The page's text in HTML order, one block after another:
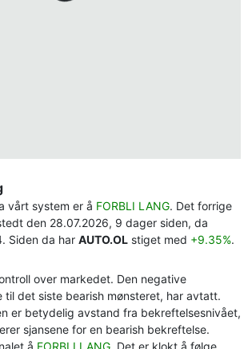
vårt system er å FORBLI LANG. Det forrige
den 28.07.2026, 9 dager siden, da
Siden da har AUTO.OL stiget med +9.35%.
over markedet. Den negative
til det siste bearish mønsteret, har avtatt.
er betydelig avstand fra bekreftelsesnivået,
sjansene for en bearish bekreftelse.
å FORBLI LANG . Det er klokt å følge